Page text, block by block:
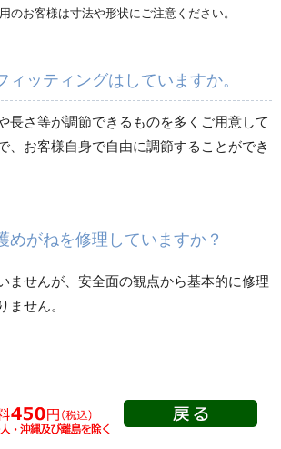
のお客様は寸法や形状にご注意ください。
ィッティングはしていますか。
長さ等が調節できるものを多くご用意して
、お客様自身で自由に調節することができ
めがねを修理していますか？
ませんが、安全面の観点から基本的に修理
ません。